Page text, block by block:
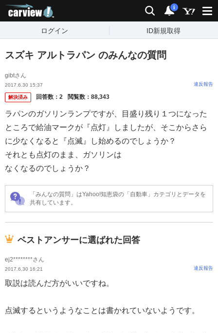
検索 通知
i
ログイン ID新規取得
スズキ アルトラパン のみんなの質問
gibtさん
2017.6.30 15:37 違反報告
解決済み 回答数： 2 閲覧数： 88,343
ラパンのガソリンランプですが、目盛り残り１つになった
ところで給油マークが『点灯』しましたが、そこからさら
に少なくなると『点滅』し始めるのでしょうか？
それとも点灯のまま、ガソリンは
なくなるのでしょうか？
「みんなの質問」はYahoo!知恵袋の「自動車」カテゴリとデータを
共有しています。
ベストアンサーに選ばれた回答
ej2********さん
2017.6.30 16:21 違反報告
取説は読んだ方がいいですね。
点滅するというようなことは書かれていないようです。